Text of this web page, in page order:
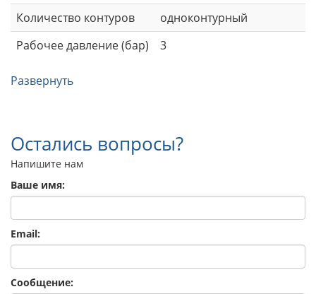
Количество контуров
одноконтурный
Рабочее давление (бар)
3
Развернуть
Остались вопросы?
Напишите нам
Ваше имя:
Email:
Сообщение: